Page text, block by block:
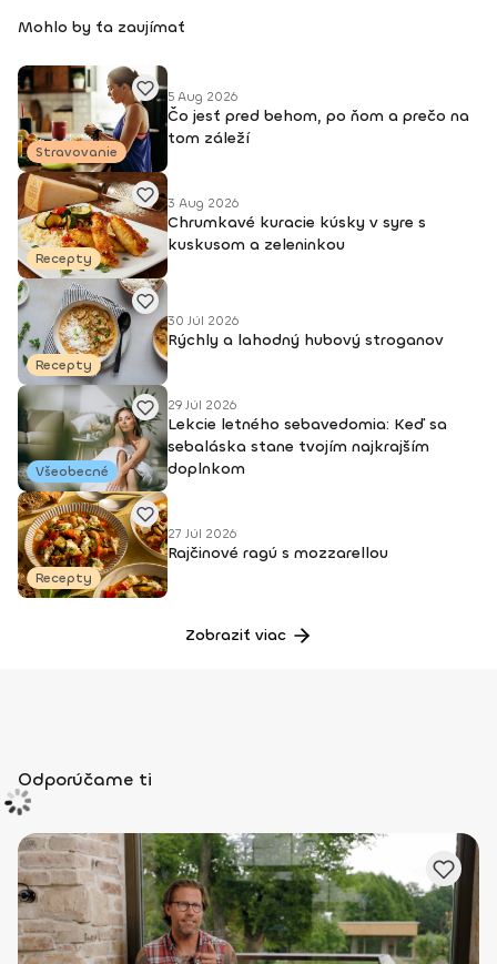
stránke nikolchovancova.sk Dosiahnuté vzdelanie: Inštruktor
lektori: Bc. Michaela Hluchová (SR), Václav Krejčík (ČR)
Intenzívny odborný seminár Gravid jogy – lektor Ing. Dana
Beierová (ČR)
Mohlo by ťa zaujímať
Stravovanie
5 Aug 2026
Čo jesť pred behom, po ňom a prečo na
tom záleží
Recepty
3 Aug 2026
Chrumkavé kuracie kúsky v syre s
kuskusom a zeleninkou
Recepty
30 Júl 2026
Rýchly a lahodný hubový stroganov
Všeobecné
29 Júl 2026
Lekcie letného sebavedomia: Keď sa
sebaláska stane tvojím najkrajším
doplnkom
Recepty
27 Júl 2026
Rajčinové ragú s mozzarellou
Zobraziť viac
Odporúčame ti